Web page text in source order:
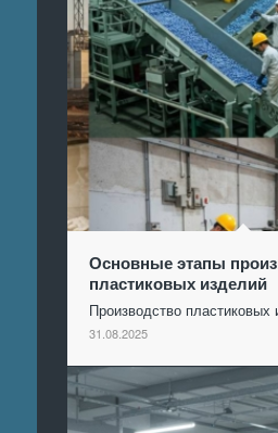
Основные этапы
пластиковых изделий
Производство
31.08.2025